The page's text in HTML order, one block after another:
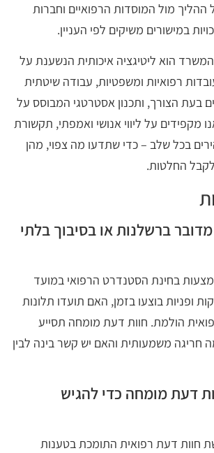
ההליך מול המוסדות הרפואיים וחברות
במישורים משיקים לפי העניין.
הוא ליטיגציה איכותית הנשענת על
רפואיות ומשפטיות, עבודה שיטתית
בעת הצורך, ותכנון אסטרטגי המבוסס על
מקפידים על ליווי אנושי ואמפתי, תקשורת
בכל שלב – כדי שתדעו מה צפוי, מהן
לקבל החלטות.
ברשלנות או בסיבוך בלתי
בחינת הסטנדרט הרפואי במועד
ופניות בוצעו בזמן, האם תועדו תלונות
הולמת. חוות דעת מומחה תסייע
חריגה משמעותית והאם יש קשר בינה לבין
דעת מומחה כדי להגיש
חוות דעת רפואית התומכת בטענות